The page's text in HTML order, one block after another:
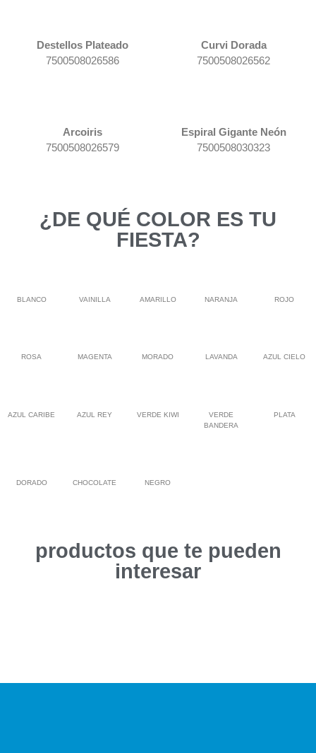
Destellos Plateado
7500508026586
Curvi Dorada
7500508026562
Arcoiris
7500508026579
Espiral Gigante Neón
7500508030323
¿DE QUÉ COLOR ES TU
FIESTA?
BLANCO VAINILLA AMARILLO NARANJA ROJO
ROSA MAGENTA MORADO LAVANDA AZUL CIELO
AZUL CARIBE AZUL REY VERDE KIWI
VERDE
BANDERA
PLATA
DORADO CHOCOLATE NEGRO
productos que te pueden
interesar